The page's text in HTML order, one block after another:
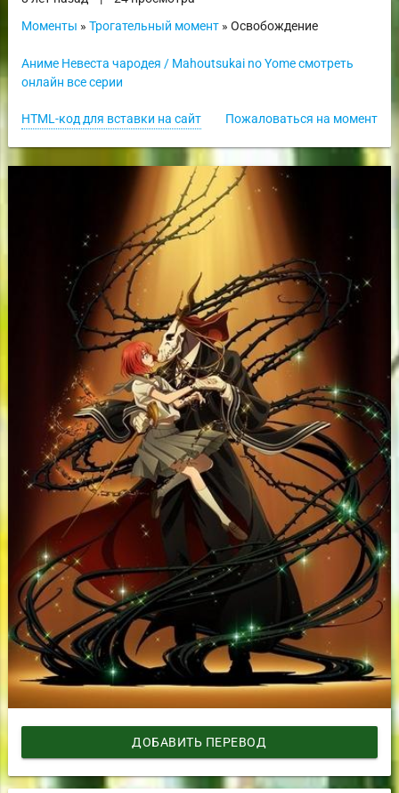
Моменты » Трогательный момент» Освобождение
Аниме Невеста чародея / Mahoutsukai no Yome смотреть
онлайн все серии
Пожаловаться на момент
HTML-код для вставки на сайт
ДОБАВИТЬ ПЕРЕВОД